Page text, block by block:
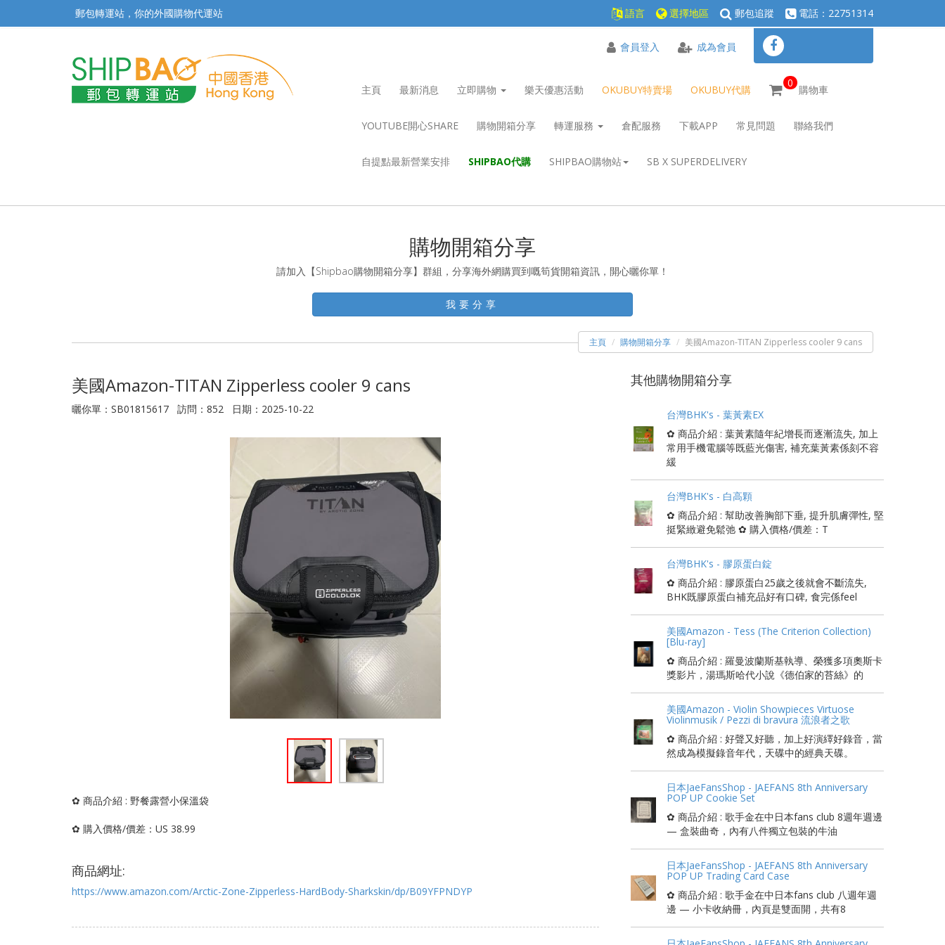
郵包轉運站，你的外國購物代運站 語言 選擇地區 郵包追蹤 電話：22751314
主頁 最新消息 立即購物 樂天優惠活動 OKUBUY特賣場 OKUBUY代購
0
購物車
YOUTUBE開心SHARE 購物開箱分享 轉運服務 倉配服務 下載APP 常見問題 聯絡我們
自提點最新營業安排 SHIPBAO代購 SHIPBAO購物站 SB X SUPERDELIVERY
會員登入 成為會員
購物開箱分享
請加入【Shipbao購物開箱分享】群組，分享海外網購買到嘅筍貨開箱資訊，開心曬你單！
我要分享
主頁 購物開箱分享 美國Amazon-TITAN Zipperless cooler 9 cans
美國Amazon-TITAN Zipperless cooler 9 cans
曬你單：SB01815617 訪問：852 日期：2025-10-22
✿ 商品介紹 : 野餐露營小保溫袋
✿ 購入價格/價差：US 38.99
商品網址:
https://www.amazon.com/Arctic-Zone-Zipperless-HardBody-Sharkskin/dp/B09YFPNDYP
其他購物開箱分享
台灣BHK's - 葉黃素EX
✿ 商品介紹 : 葉黃素隨年紀增長而逐漸流失, 加上
常用手機電腦等既藍光傷害, 補充葉黃素係刻不容
緩
台灣BHK's - 白高顆
✿ 商品介紹 : 幫助改善胸部下垂, 提升肌膚彈性, 堅
挺緊緻避免鬆弛 ✿ 購入價格/價差：T
台灣BHK's - 膠原蛋白錠
✿ 商品介紹 : 膠原蛋白25歲之後就會不斷流失,
BHK既膠原蛋白補充品好有口碑, 食完係feel
美國Amazon - Tess (The Criterion Collection)
[Blu-ray]
✿ 商品介紹 : 羅曼波蘭斯基執導、榮獲多項奧斯卡
獎影片，湯瑪斯哈代小說《德伯家的苔絲》的
美國Amazon - Violin Showpieces Virtuose
Violinmusik / Pezzi di bravura 流浪者之歌
✿ 商品介紹 : 好聲又好聽，加上好演繹好錄音，當
然成為模擬錄音年代，天碟中的經典天碟。
日本JaeFansShop - JAEFANS 8th Anniversary
POP UP Cookie Set
✿ 商品介紹 : 歌手金在中日本fans club 8週年週邊
— 盒裝曲奇，內有八件獨立包裝的牛油
日本JaeFansShop - JAEFANS 8th Anniversary
POP UP Trading Card Case
✿ 商品介紹 : 歌手金在中日本fans club 八週年週
邊 — 小卡收納冊，內頁是雙面開，共有8